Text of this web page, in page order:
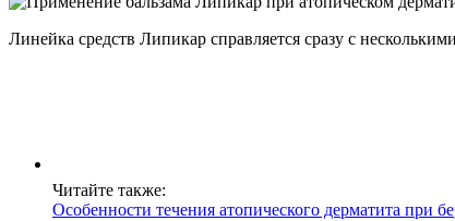
Линейка средств Липикар справляется сразу с
Читайте также:
Особенности течения атопического дерматита при